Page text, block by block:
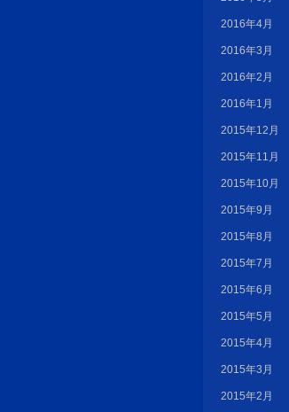
2016年4月
2016年3月
2016年2月
2016年1月
2015年12月
2015年11月
2015年10月
2015年9月
2015年8月
2015年7月
2015年6月
2015年5月
2015年4月
2015年3月
2015年2月